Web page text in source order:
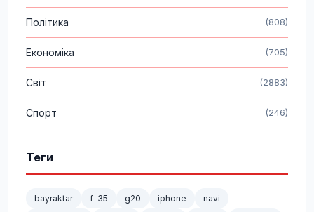
Політика (808)
Економіка (705)
Світ (2883)
Спорт (246)
Теги
bayraktar f-35 g20 iphone
navi